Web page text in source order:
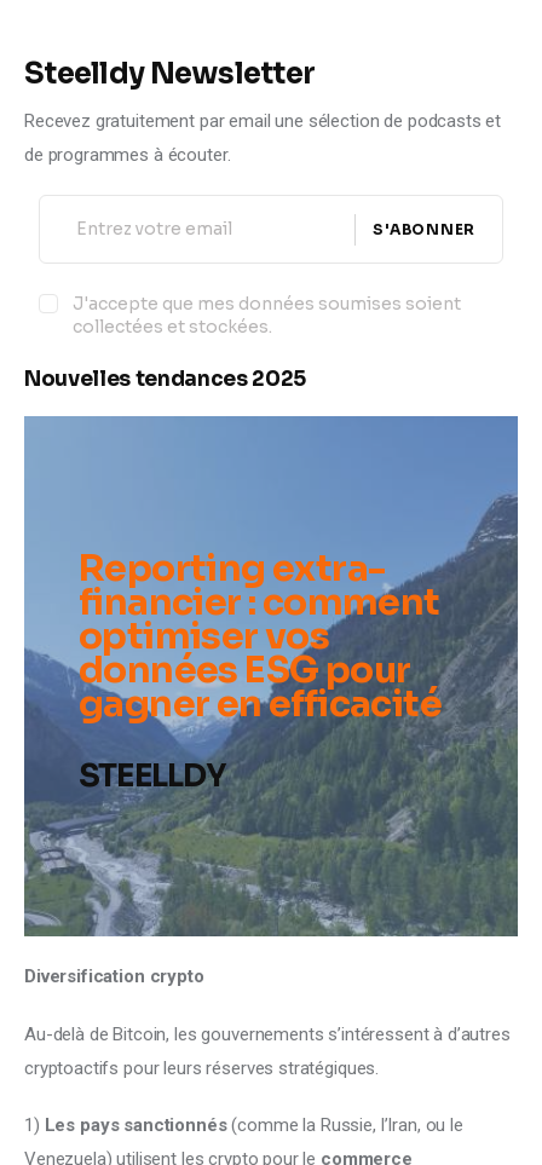
Steelldy Newsletter
Recevez gratuitement par email une sélection de podcasts et
de programmes à écouter.
S'ABONNER
J'accepte que mes données soumises soient
collectées et stockées.
Nouvelles tendances 2025
Reporting extra-
financier : comment
optimiser vos
données ESG pour
gagner en efficacité
STEELLDY
Diversification crypto
Au-delà de Bitcoin, les gouvernements s’intéressent à d’autres
cryptoactifs pour leurs réserves stratégiques.
1) Les pays sanctionnés (comme la Russie, l’Iran, ou le
Venezuela) utilisent les crypto pour le commerce